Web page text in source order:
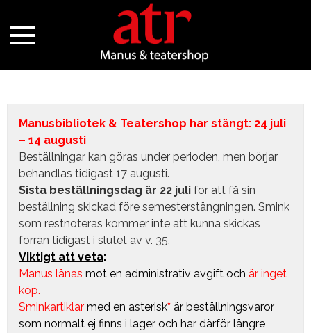
Manusbibliotek & Teatershop har stängt: 24 juli
– 14 augusti
Beställningar kan göras under perioden, men börjar
behandlas tidigast 17 augusti.
Sista beställningsdag är 22 juli för att få sin
beställning skickad före semesterstängningen. Smink
som restnoteras kommer inte att kunna skickas
förrän tidigast i slutet av v. 35.
Viktigt att veta:
Manus lånas mot en administrativ avgift och är inget
köp.
Sminkartiklar med en asterisk* är beställningsvaror
som normalt ej finns i lager och har därför längre